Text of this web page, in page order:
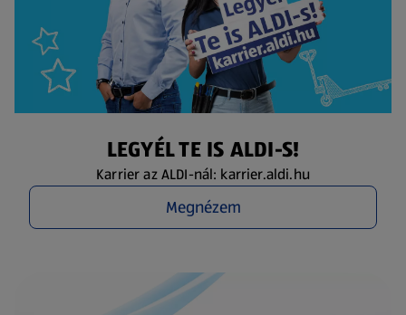
LEGYÉL TE IS ALDI-S!
Karrier az ALDI-nál: karrier.aldi.hu
Megnézem